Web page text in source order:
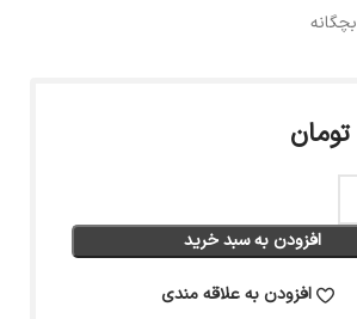
بچگانه
تومان
افزودن به سبد خرید
افزودن به علاقه مندی